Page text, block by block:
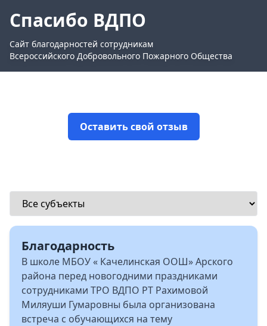
Спасибо ВДПО
Сайт благодарностей сотрудникам
Всероссийского Добровольного Пожарного Общества
Оставить свой отзыв
Благодарность
В школе МБОУ « Качелинская ООШ» Арского
района перед новогодними праздниками
сотрудниками ТРО ВДПО РТ Рахимовой
Миляуши Гумаровны была организована
встреча с обучающихся на тему